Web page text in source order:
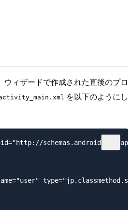
ウィザードで作成された直後のプロ
を以下のようにし
schemas.android.com/